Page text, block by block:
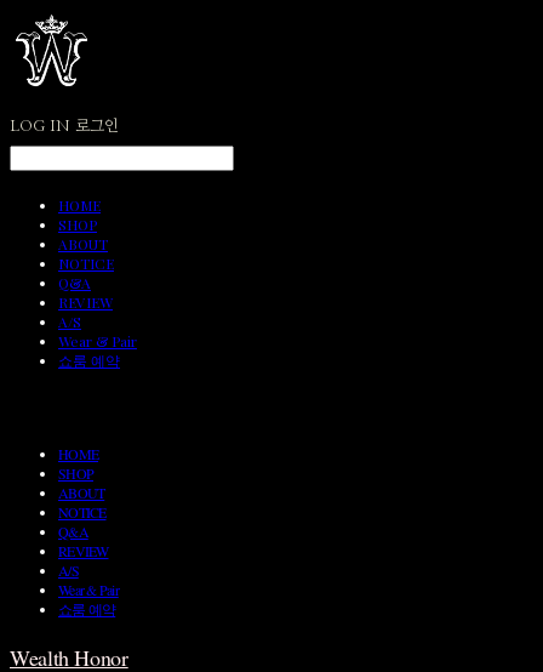
LOG IN 로그인
HOME
SHOP
ABOUT
NOTICE
Q&A
REVIEW
A/S
Wear & Pair
쇼룸 예약
HOME
SHOP
ABOUT
NOTICE
Q&A
REVIEW
A/S
Wear & Pair
쇼룸 예약
Wealth Honor